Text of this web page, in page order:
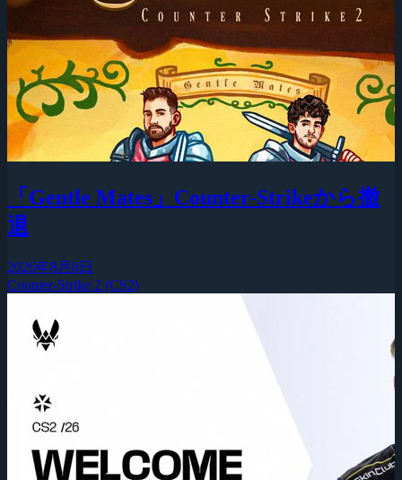
「Gentle Mates」Counter-Strikeから撤
退
2026年8月8日
Counter-Strike 2 (CS2)